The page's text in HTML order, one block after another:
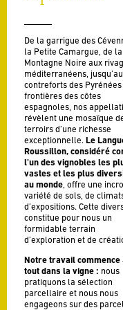
De la garrigue des
la Petite Camargue, de la
Montagne Noire aux
méditerranéens,
contreforts des
frontières des côtes
espagnoles, nos
révèlent une mosaïque
terroirs d’une richesse
exceptionnelle. Le
Roussillon, considéré
l’un des vignobles les
vastes et les plus
au monde, offre une
variété de sols, de
d’expositions. Cette
constitue pour nous un
formidable terrain
d’exploration et de
Notre travail commence
tout dans la vigne : nous
pratiquons la sélection
parcellaire et nous nous
engageons sur des